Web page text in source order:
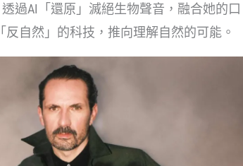
過AI「還原」滅絕生物聲音，融合她的口
自然」的科技，推向理解自然的可能。